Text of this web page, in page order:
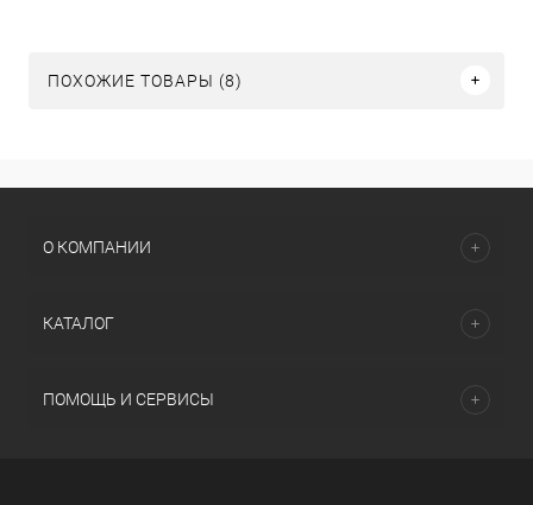
ПОХОЖИЕ ТОВАРЫ (8)
О КОМПАНИИ
КАТАЛОГ
ПОМОЩЬ И СЕРВИСЫ